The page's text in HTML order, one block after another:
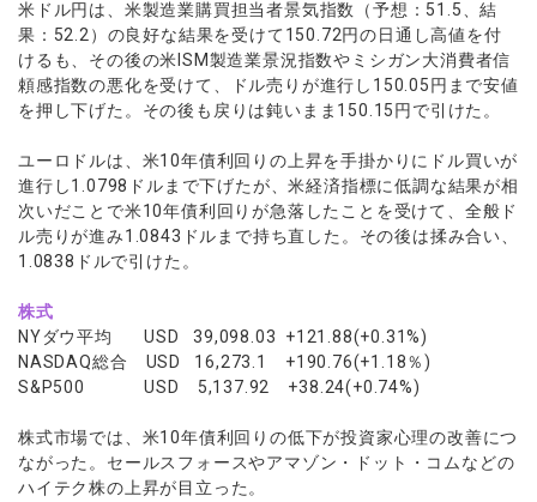
Español
ไทย
Tiếng Việt
法人のお客様はこちら
米ドル円は、米製造業購買担当者景気指数（予想：51.5、結
果：52.2）の良好な結果を受けて150.72円の日通し高値を付
けるも、その後の米ISM製造業景況指数やミシガン大消費者信
頼感指数の悪化を受けて、ドル売りが進行し150.05円まで安値
を押し下げた。その後も戻りは鈍いまま150.15円で引けた。
ユーロドルは、米10年債利回りの上昇を手掛かりにドル買いが
進行し1.0798ドルまで下げたが、米経済指標に低調な結果が相
次いだことで米10年債利回りが急落したことを受けて、全般ド
ル売りが進み1.0843ドルまで持ち直した。その後は揉み合い、
1.0838ドルで引けた。
株式
NYダウ平均 USD 39,098.03 +121.88(+0.31%)
NASDAQ総合 USD 16,273.1 +190.76(+1.18％)
S&P500 USD 5,137.92 +38.24(+0.74%)
株式市場では、米10年債利回りの低下が投資家心理の改善につ
ながった。セールスフォースやアマゾン・ドット・コムなどの
ハイテク株の上昇が目立った。